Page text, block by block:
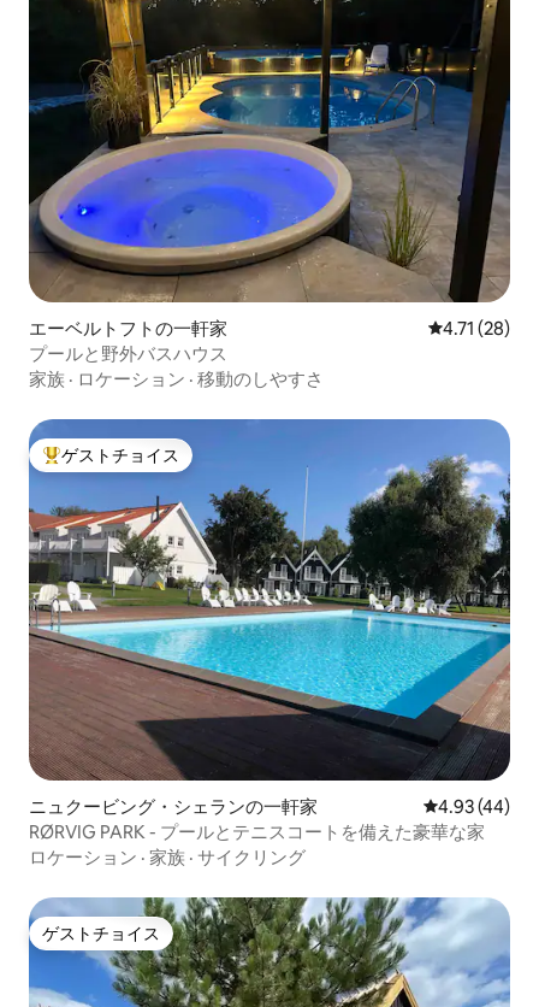
エーベルトフトの一軒家 レビュー28
4.71 (28)
プールと野外バスハウス
家族 · ロケーション · 移動のしやすさ
大好評のゲストチョイスです。
ゲストチョイス
ニュクービング・シェランの一軒家 レビュー44
4.93 (44)
RØRVIG PARK - プールとテニスコートを備えた豪華な家
ロケーション · 家族 · サイクリング
ゲストチョイス
ゲストチョイス